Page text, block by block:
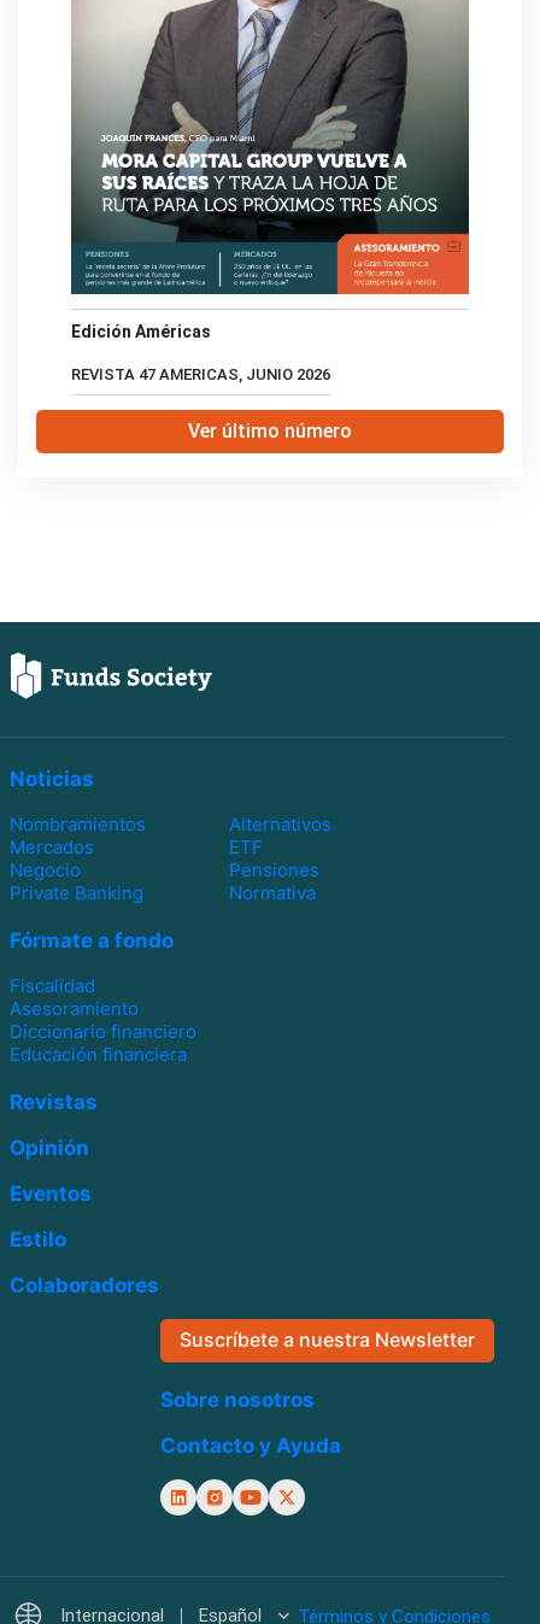
Edición Américas
REVISTA 47 AMERICAS, JUNIO 2026
Ver último número
Noticias
Nombramientos
Alternativos
Mercados
ETF
Negocio
Pensiones
Private Banking
Normativa
Fórmate a fondo
Fiscalidad
Asesoramiento
Diccionario financiero
Educación financiera
Revistas
Opinión
Eventos
Estilo
Colaboradores
Suscríbete a nuestra Newsletter
Sobre nosotros
Contacto y Ayuda
Internacional Español Términos y Condiciones